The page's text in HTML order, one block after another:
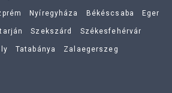
Nyíregyháza Békéscsaba Eger
Szekszárd Székesfehérvár
Tatabánya Zalaegerszeg